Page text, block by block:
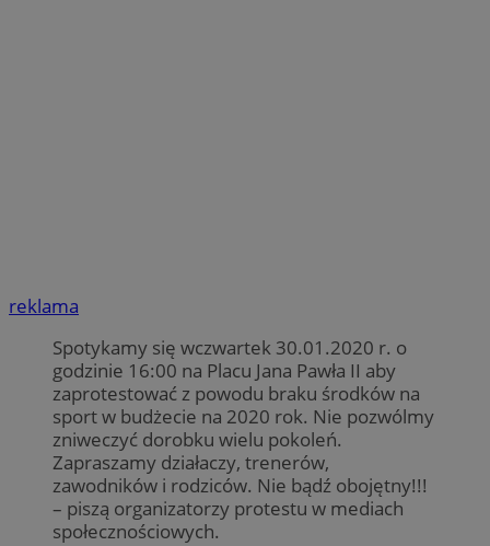
reklama
Spotykamy się wczwartek 30.01.2020 r. o
godzinie 16:00 na Placu Jana Pawła II aby
zaprotestować z powodu braku środków na
sport w budżecie na 2020 rok. Nie pozwólmy
zniweczyć dorobku wielu pokoleń.
Zapraszamy działaczy, trenerów,
zawodników i rodziców. Nie bądź obojętny!!!
– piszą organizatorzy protestu w mediach
społecznościowych.